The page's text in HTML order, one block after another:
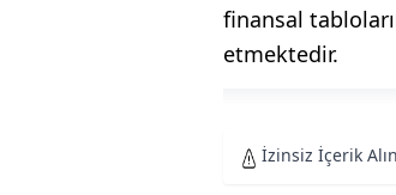
finansal
etmektedir.
İzinsiz İçerik